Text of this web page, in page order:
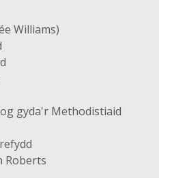
Williams)
gyda'r Methodistiaid
Roberts